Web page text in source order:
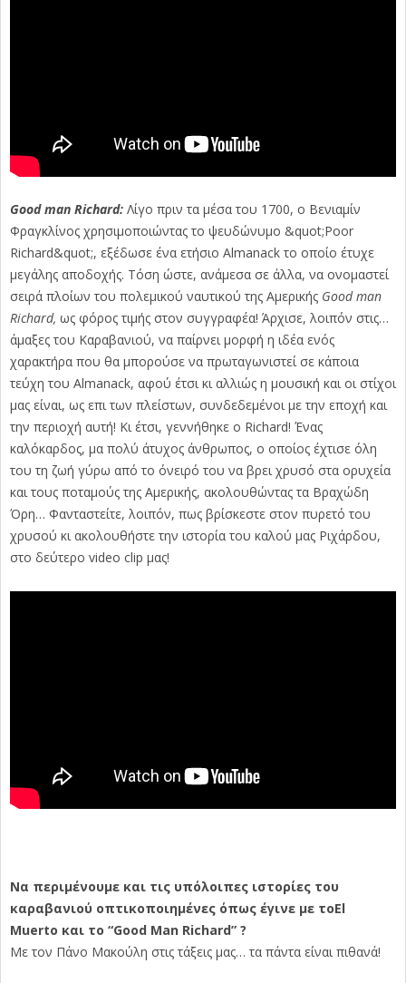
Good man Richard: Λίγο πριν τα μέσα του 1700, ο Βενιαμίν
Φραγκλίνος χρησιμοποιώντας το ψευδώνυμο &quot;Poor
Richard&quot;, εξέδωσε ένα ετήσιο Almanack το οποίο έτυχε
μεγάλης αποδοχής. Τόση ώστε, ανάμεσα σε άλλα, να ονομαστεί
σειρά πλοίων του πολεμικού ναυτικού της Αμερικής Good man
Richard, ως φόρος τιμής στον συγγραφέα! Άρχισε, λοιπόν στις…
άμαξες του Καραβανιού, να παίρνει μορφή η ιδέα ενός
χαρακτήρα που θα μπορούσε να πρωταγωνιστεί σε κάποια
τεύχη του Almanack, αφού έτσι κι αλλιώς η μουσική και οι στίχοι
μας είναι, ως επι των πλείστων, συνδεδεμένοι με την εποχή και
την περιοχή αυτή! Κι έτσι, γεννήθηκε ο Richard! Ένας
καλόκαρδος, μα πολύ άτυχος άνθρωπος, ο οποίος έχτισε όλη
του τη ζωή γύρω από το όνειρό του να βρει χρυσό στα ορυχεία
και τους ποταμούς της Αμερικής, ακολουθώντας τα Βραχώδη
Όρη… Φανταστείτε, λοιπόν, πως βρίσκεστε στον πυρετό του
χρυσού κι ακολουθήστε την ιστορία του καλού μας Ριχάρδου,
στο δεύτερο video clip μας!
Να περιμένουμε και τις υπόλοιπες ιστορίες του
καραβανιού οπτικοποιημένες όπως έγινε με τοEl
Muerto και το “Good Man Richard” ?
Με τον Πάνο Μακούλη στις τάξεις μας… τα πάντα είναι πιθανά!